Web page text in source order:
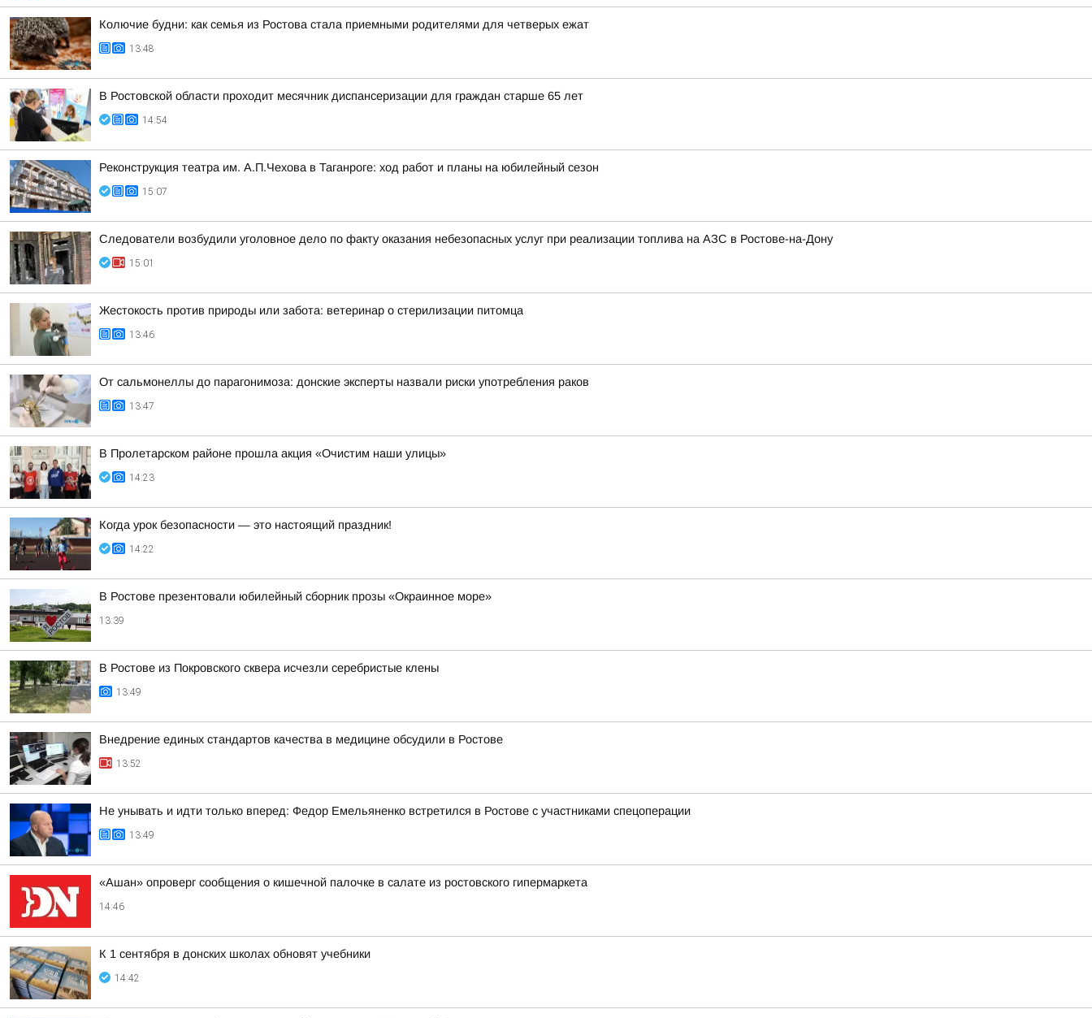
Колючие будни: как семья из Ростова стала приемными родителями для четверых ежат
13:48
В Ростовской области проходит месячник диспансеризации для граждан старше 65 лет
14:54
Реконструкция театра им. А.П.Чехова в Таганроге: ход работ и планы на юбилейный сезон
15:07
Следователи возбудили уголовное дело по факту оказания небезопасных услуг при реализации топлива на АЗС в Ростове-на-Дону
15:01
Жестокость против природы или забота: ветеринар о стерилизации питомца
13:46
От сальмонеллы до парагонимоза: донские эксперты назвали риски употребления раков
13:47
В Пролетарском районе прошла акция «Очистим наши улицы»
14:23
Когда урок безопасности — это настоящий праздник!
14:22
В Ростове презентовали юбилейный сборник прозы «Окраинное море»
13:39
В Ростове из Покровского сквера исчезли серебристые клены
13:49
Внедрение единых стандартов качества в медицине обсудили в Ростове
13:52
Не унывать и идти только вперед: Федор Емельяненко встретился в Ростове с участниками спецоперации
13:49
«Ашан» опроверг сообщения о кишечной палочке в салате из ростовского гипермаркета
14:46
К 1 сентября в донских школах обновят учебники
14:42